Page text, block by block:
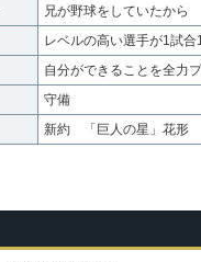
兄が野球をしていたから
レベルの高い選手が1試
自分ができることを全力
守備
新約 「巨人の星」花形